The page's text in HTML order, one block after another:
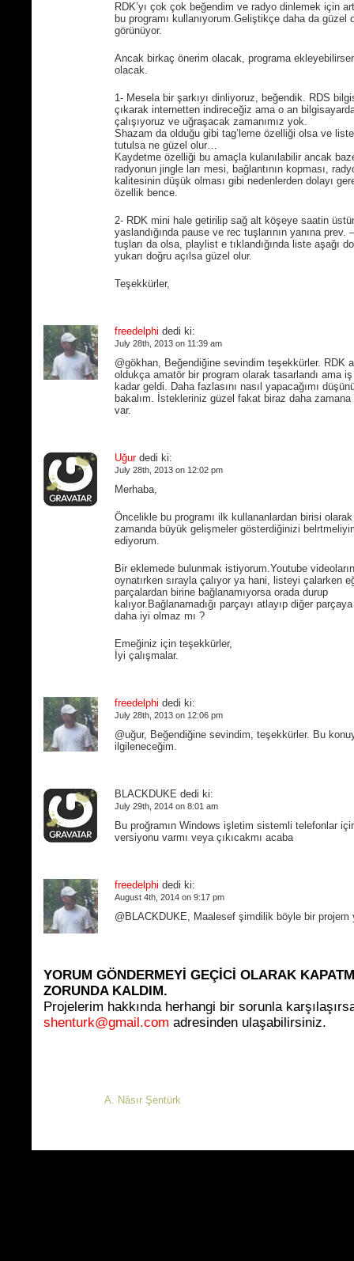
RDK’yı çok çok beğendim ve radyo dinlemek için
bu programı kullanıyorum.Geliştikçe daha da güzel
görünüyor.
Ancak birkaç önerim olacak, programa
olacak.
1- Mesela bir şarkıyı dinliyoruz, beğendik. RDS
çıkarak internetten indireceğiz ama o an
çalışıyoruz ve uğraşacak zamanımız yok.
Shazam da olduğu gibi tag’leme özelliği olsa ve
tutulsa ne güzel olur…
Kaydetme özelliği bu amaçla kulanılabilir ancak
radyonun jingle ları mesi, bağlantının kopması,
kalitesinin düşük olması gibi nedenlerden dolayı
özellik bence.
2- RDK mini hale getirilip sağ alt köşeye saatin
yaslandığında pause ve rec tuşlarının yanına prev.
tuşları da olsa, playlist e tıklandığında liste aşağı
yukarı doğru açılsa güzel olur.
Teşekkürler,
freedelphi dedi ki:
July 28th, 2013 on 11:39 am
@gökhan, Beğendiğine sevindim teşekkürler. RDK
oldukça amatör bir program olarak tasarlandı ama
kadar geldi. Daha fazlasını nasıl yapacağımı
bakalım. İstekleriniz güzel fakat biraz daha zamana
var.
Uğurdedi ki:
July 28th, 2013 on 12:02 pm
Merhaba,
Öncelikle bu programı ilk kullananlardan birisi olarak
zamanda büyük gelişmeler gösterdiğinizi
ediyorum.
Bir eklemede bulunmak istiyorum.Youtube
oynatırken sırayla çalıyor ya hani, listeyi çalarken
parçalardan birine bağlanamıyorsa orada durup
kalıyor.Bağlanamadığı parçayı atlayıp diğer
daha iyi olmaz mı ?
Emeğiniz için teşekkürler,
İyi çalışmalar.
freedelphi dedi ki:
July 28th, 2013 on 12:06 pm
@uğur, Beğendiğine sevindim, teşekkürler. Bu
ilgileneceğim.
BLACKDUKE dedi ki:
July 29th, 2014 on 8:01 am
Bu proğramın Windows işletim sistemli telefonlar
versiyonu varmı veya çıkıcakmı acaba
freedelphi dedi ki:
August 4th, 2014 on 9:17 pm
@BLACKDUKE, Maalesef şimdilik böyle bir projem
YORUM GÖNDERMEYİ GEÇİCİ OLARAK
ZORUNDA KALDIM.
Projelerim hakkında herhangi bir sorunla
shenturk@gmail.com adresinden ulaşabilirsiniz.
A. Nâsır Şentürk